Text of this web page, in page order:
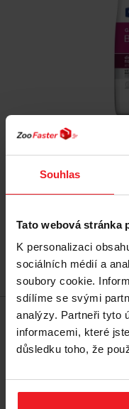
Souhlas
Tato webová stránka
K personalizaci
sociálních médií a
soubory cookie.
sdílíme se svými
analýzy. Partneři tyto
informacemi, které
důsledku toho, že
HILL'S
kuřetem – suché
1 621 Kč